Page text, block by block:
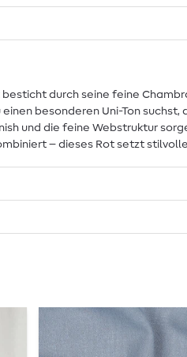
besticht durch seine feine
besonderen Uni-Ton
und die feine Webstruktur
– dieses Rot setzt